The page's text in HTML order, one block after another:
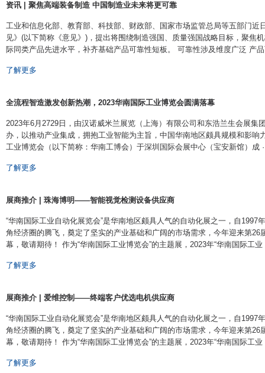
资讯 | 聚焦高端装备制造 中国制造业未来将更可靠
工业和信息化部、教育部、科技部、财政部、国家市场监管总局等五部门近
见》(以下简称《意见》)，提出将围绕制造强国、质量强国战略目标，聚焦
际同类产品先进水平，补齐基础产品可靠性短板。 可靠性涉及维度广泛 产品
了解更多
全流程智造激发创新热潮，2023华南国际工业博览会圆满落幕
2023年6月2729日，由汉诺威米兰展览（上海）有限公司和东浩兰生会展集
办，以推动产业集成，拥抱工业智能为主旨，中国华南地区颇具规模和影
工业博览会（以下简称：华南工博会）于深圳国际会展中心（宝安新馆）成
了解更多
展商推介 | 珠海博明——智能视觉检测设备供应商
“华南国际工业自动化展览会”是华南地区颇具人气的自动化展之一，自1997
角经济圈的腾飞，奠定了坚实的产业基础和广阔的市场需求，今年迎来第26
幕，敬请期待！ 作为“华南国际工业博览会”的主题展，2023年“华南国际工业
了解更多
展商推介 | 爱维控制——终端客户优选电机供应商
“华南国际工业自动化展览会”是华南地区颇具人气的自动化展之一，自1997
角经济圈的腾飞，奠定了坚实的产业基础和广阔的市场需求，今年迎来第26
幕，敬请期待！ 作为“华南国际工业博览会”的主题展，2023年“华南国际工业
了解更多